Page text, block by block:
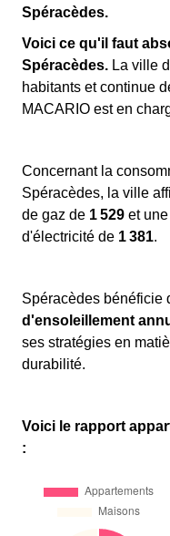
Spéracèdes.
Voici ce qu'il faut
Spéracèdes. La ville
habitants et continue
MACARIO est en
Concernant la
Spéracèdes, la ville
de gaz de 1 529 et
d'électricité de 1 381.
Spéracèdes bénéficie
d'ensoleillement
ses stratégies en
durabilité.
Voici le rapport
: